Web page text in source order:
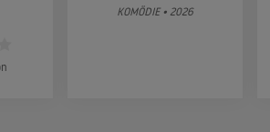
KOMÖDIE • 2026